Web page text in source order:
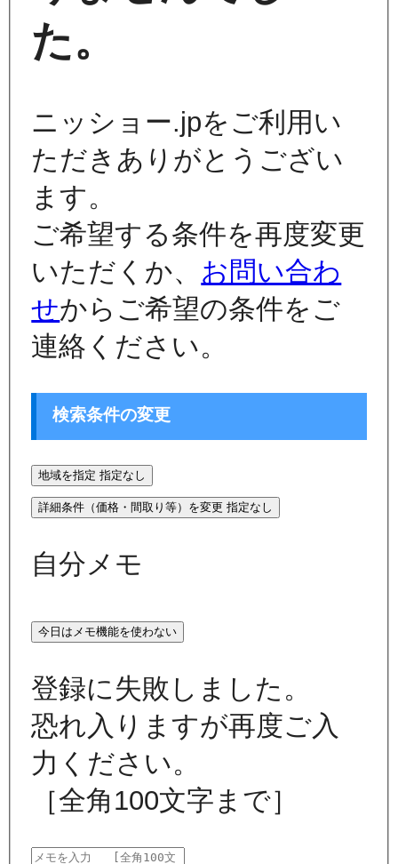
た。
ニッショー.jpをご利用い
ただきありがとうござい
ます。
ご希望する条件を再度変更
いただくか、 お問い合わ
せからご希望の条件をご
連絡ください。
検索条件の変更
地域を指定 指定なし
詳細条件（価格・間取り等）を変更 指定なし
自分メモ
今日はメモ機能を使わない
登録に失敗しました。
恐れ入りますが再度ご入
力ください。
［全角100文字まで］